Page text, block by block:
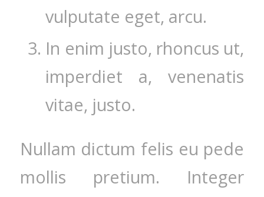
vulputate eget, arcu.
In enim justo, rhoncus ut,
imperdiet a, venenatis
vitae, justo.
Nullam dictum felis eu pede
mollis pretium. Integer